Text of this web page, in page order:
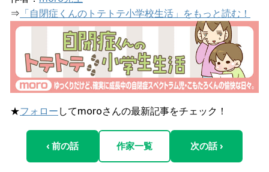
⇒ 「自閉症くんのトテトテ小学校生活」をもっと読む！
★フォロー してmoroさんの最新記事をチェック！
‹ 前の話 作家一覧 次の話 ›